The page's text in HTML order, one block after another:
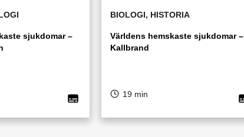
sjukdomar –
BIOLOGI, HISTORIA
Världens hemskaste sjukdomar –
Kallbrand
19 min